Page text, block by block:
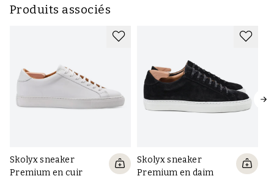
Produits associés
Skolyx sneaker
Premium en cuir
Skolyx sneaker
Premium en daim